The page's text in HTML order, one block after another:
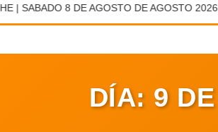
SABADO 8 DE AGOSTO DE AGOSTO 2026.
DÍA: 9